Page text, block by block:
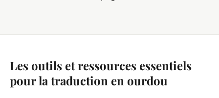
Les outils et ressources essentiels
pour la traduction en ourdou